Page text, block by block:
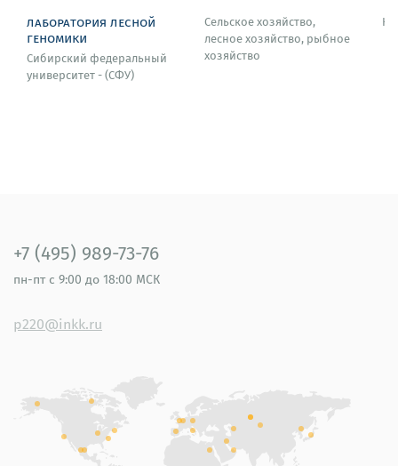
лаборатория лесной
геномики
Сибирский федеральный
университет - (СФУ)
Сельское хозяйство,
лесное хозяйство, рыбное
хозяйство
+7 (495) 989-73-76
пн-пт с 9:00 до 18:00 МСК
p220@inkk.ru